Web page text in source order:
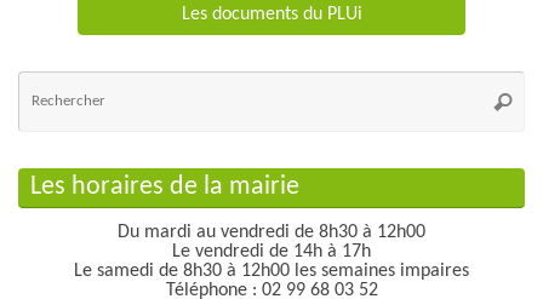
Les documents du PLUi
Les horaires de la mairie
Du mardi au vendredi de 8h30 à 12h00
Le vendredi de 14h à 17h
Le samedi de 8h30 à 12h00 les semaines impaires
Téléphone : 02 99 68 03 52